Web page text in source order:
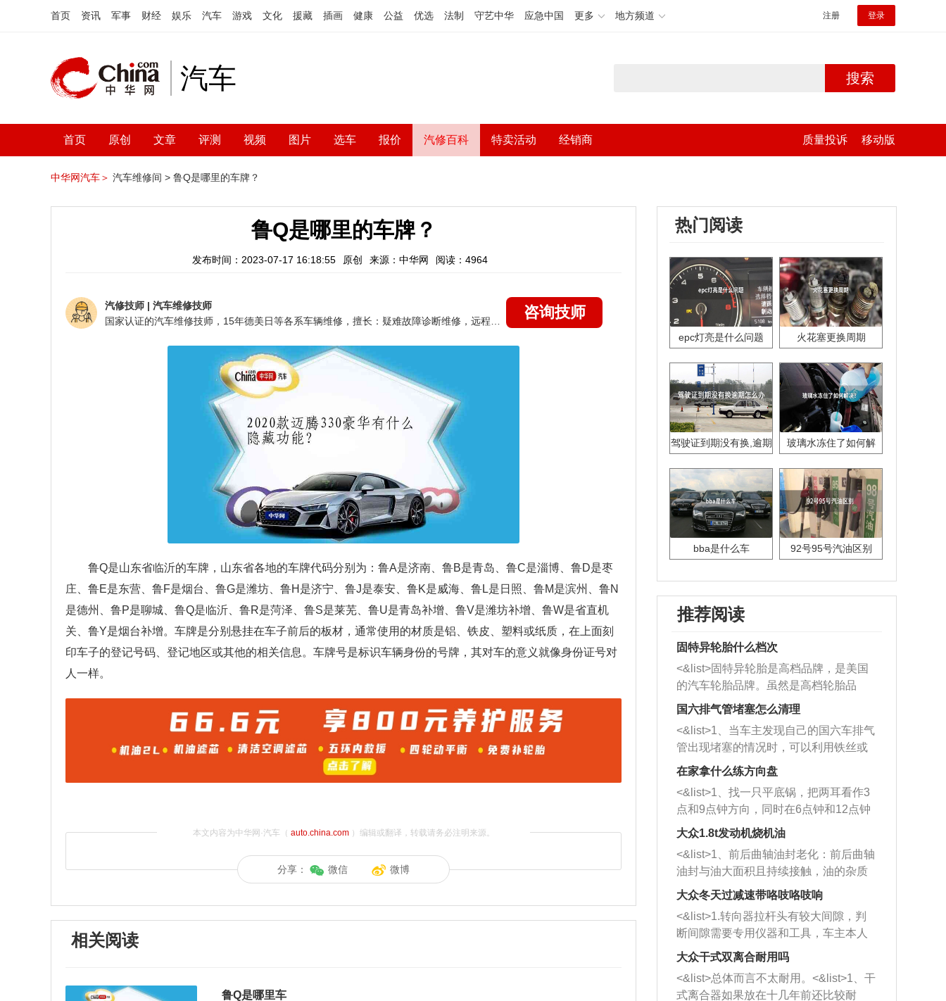
首页 资讯 军事 财经 娱乐 汽车 游戏 文化 援藏 插画 健康 公益 优选 法制 守艺中华 应急中国 更多 地方频道 注册 登录
汽车 搜索
首页 原创 文章 评测 视频 图片 选车 报价 汽修百科 特卖活动 经销商 质量投诉 移动版
中华网汽车＞ 汽车维修间 > 鲁Q是哪里的车牌？
鲁Q是哪里的车牌？
发布时间：2023-07-17 16:18:55 原创 来源：中华网 阅读：4964
汽修技师 | 汽车维修技师
咨询技师
鲁Q是山东省临沂的车牌，山东省各地的车牌代码分别为：鲁A是济南、鲁B是青岛、鲁C是淄博、鲁D是枣
庄、鲁E是东营、鲁F是烟台、鲁G是潍坊、鲁H是济宁、鲁J是泰安、鲁K是威海、鲁L是日照、鲁M是滨州、鲁N
是德州、鲁P是聊城、鲁Q是临沂、鲁R是菏泽、鲁S是莱芜、鲁U是青岛补增、鲁V是潍坊补增、鲁W是省直机
关、鲁Y是烟台补增。车牌是分别悬挂在车子前后的板材，通常使用的材质是铝、铁皮、塑料或纸质，在上面刻
印车子的登记号码、登记地区或其他的相关信息。车牌号是标识车辆身份的号牌，其对车的意义就像身份证号对
人一样。
本文内容为中华网·汽车（ auto.china.com）编辑或翻译，转载请务必注明来源。
分享： 微信 微博
相关阅读
鲁Q是哪里车
热门阅读
epc灯亮是什么问题 火花塞更换周期
驾驶证到期没有换,逾期
玻璃水冻住了如何解
bba是什么车 92号95号汽油区别
推荐阅读
固特异轮胎什么档次
<&list>固特异轮胎是高档品牌，是美国
的汽车轮胎品牌。虽然是高档轮胎品
牌，但是中高低端的轮胎都有生产，这
也是为了更好的开拓市场。
国六排气管堵塞怎么清理
<&list>1、当车主发现自己的国六车排气
管出现堵塞的情况时，可以利用铁丝或
者是细棍，直接将杂物给取出来，如果
堵塞情况比较严重，也可以采取应急措
施。 <&list>2、直接利用木棍将所有的
杂物推到排气管里面的位置处，然后将
三元催化器拆解开，就可以将堵塞的东
西取出来。但如果是因为积碳过多引起
的堵塞，就需要将三元催化器泡在草酸
洗剂对堵塞的情况得到解决，将清洗剂
放在燃油箱中，与燃油混合后，车辆启
动时，就可以和汽油一起进入到燃烧
室，最后形成废气排出，就可以让三元
催化器得到清洗，排气管堵塞的情况就
能够得到解决。
在家拿什么练方向盘
<&list>1、找一只平底锅，把两耳看作3
点和9点钟方向，同时在6点钟和12点钟
方向做一个标记。 <&list>2、双手握住
一圈半的练习，往右同样也要打相同的
圈数。 <&list>3、最后强调要反复练
习，这样就可以形成肌肉记忆，在真实
驾驶车辆时，不需要记忆也能打好方
向。
大众1.8t发动机烧机油
<&list>1、前后曲轴油封老化：前后曲轴
油封与油大面积且持续接触，油的杂质
和发动机内持续温度变化使其密封效果
逐渐减弱，导致渗油或漏油。<&list>2、
活塞间隙过大：积碳会使活塞环与缸体
的间隙扩大，导致机油流入燃烧室中，
造成烧机油。<&list>3、机油粘度。使用
机油粘度过小的话，同样会有烧机油现
象，机油粘度过小具有很好的流动性，
大众冬天过减速带咯吱咯吱响
<&list>1.转向器拉杆头有较大间隙，判
断间隙需要专用仪器和工具，车主本人
无法制作，需要将车辆送到修理厂或4s
店；<&list>2.车辆半轴套管防尘罩破
裂，破裂后会出现漏油现象，使半轴磨
大众干式双离合耐用吗
<&list>总体而言不太耐用。<&list>1、干
式离合器如果放在十几年前还比较耐